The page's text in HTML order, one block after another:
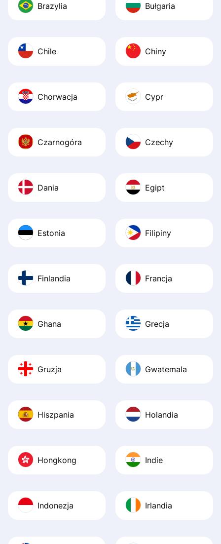
Brazylia Bułgaria
Chile Chiny
Chorwacja Cypr
Czarnogóra Czechy
Dania Egipt
Estonia Filipiny
Finlandia Francja
Ghana Grecja
Gruzja Gwatemala
Hiszpania Holandia
Hongkong Indie
Indonezja Irlandia